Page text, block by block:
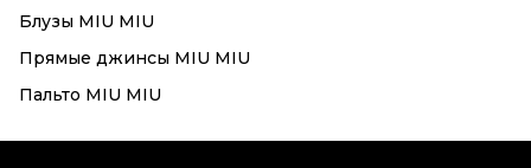
Блузы MIU MIU
Прямые джинсы MIU MIU
Пальто MIU MIU